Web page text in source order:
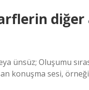
diğer
ünsüz; Oluşumu
konuşma sesi,